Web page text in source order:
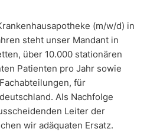
(m/w/d) in
steht unser Mandant in
über 10.000 stationären
Patienten pro Jahr sowie
für
Als Nachfolge
Leiter der
wir adäquaten Ersatz.